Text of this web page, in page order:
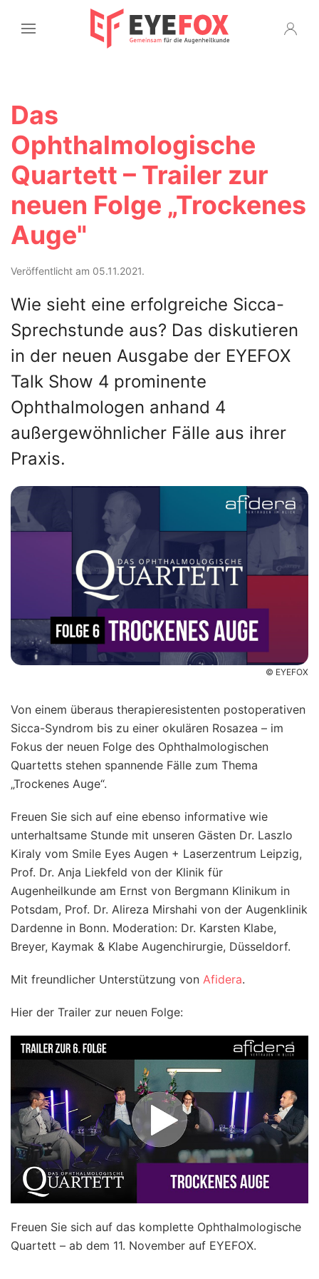
Das
Ophthalmologische
Quartett – Trailer zur
neuen Folge „Trockenes
Auge"
Veröffentlicht am 05.11.2021.
Wie sieht eine erfolgreiche Sicca-
Sprechstunde aus? Das diskutieren
in der neuen Ausgabe der EYEFOX
Talk Show 4 prominente
Ophthalmologen anhand 4
außergewöhnlicher Fälle aus ihrer
Praxis.
© EYEFOX
Von einem überaus therapieresistenten postoperativen
Sicca-Syndrom bis zu einer okulären Rosazea – im
Fokus der neuen Folge des Ophthalmologischen
Quartetts stehen spannende Fälle zum Thema
„Trockenes Auge“.
Freuen Sie sich auf eine ebenso informative wie
unterhaltsame Stunde mit unseren Gästen Dr. Laszlo
Kiraly vom Smile Eyes Augen + Laserzentrum Leipzig,
Prof. Dr. Anja Liekfeld von der Klinik für
Augenheilkunde am Ernst von Bergmann Klinikum in
Potsdam, Prof. Dr. Alireza Mirshahi von der Augenklinik
Dardenne in Bonn. Moderation: Dr. Karsten Klabe,
Breyer, Kaymak & Klabe Augenchirurgie, Düsseldorf.
Mit freundlicher Unterstützung von Afidera.
Hier der Trailer zur neuen Folge:
Freuen Sie sich auf das komplette Ophthalmologische
Quartett – ab dem 11. November auf EYEFOX.